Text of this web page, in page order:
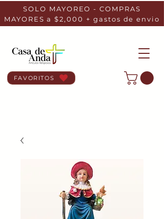
SOLO MAYOREO - COMPRAS
MAYORES a $2,000 + gastos de envio
FAVORITOS